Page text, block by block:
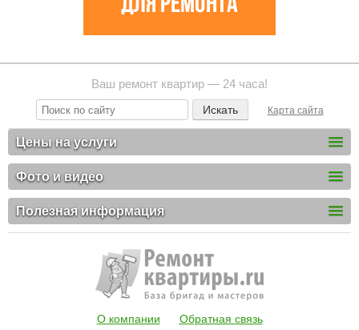
Ваш ремонт квартир — 24 часа!
Карта сайта
Цены на услуги
Фото и видео
Полезная информация
О компании Обратная связь